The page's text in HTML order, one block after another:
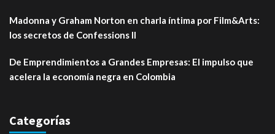
Madonna y Graham Norton en charla íntima por Film&Arts:
los secretos de Confessions II
De Emprendimientos a Grandes Empresas: El impulso que
acelera la economía negra en Colombia
Categorías